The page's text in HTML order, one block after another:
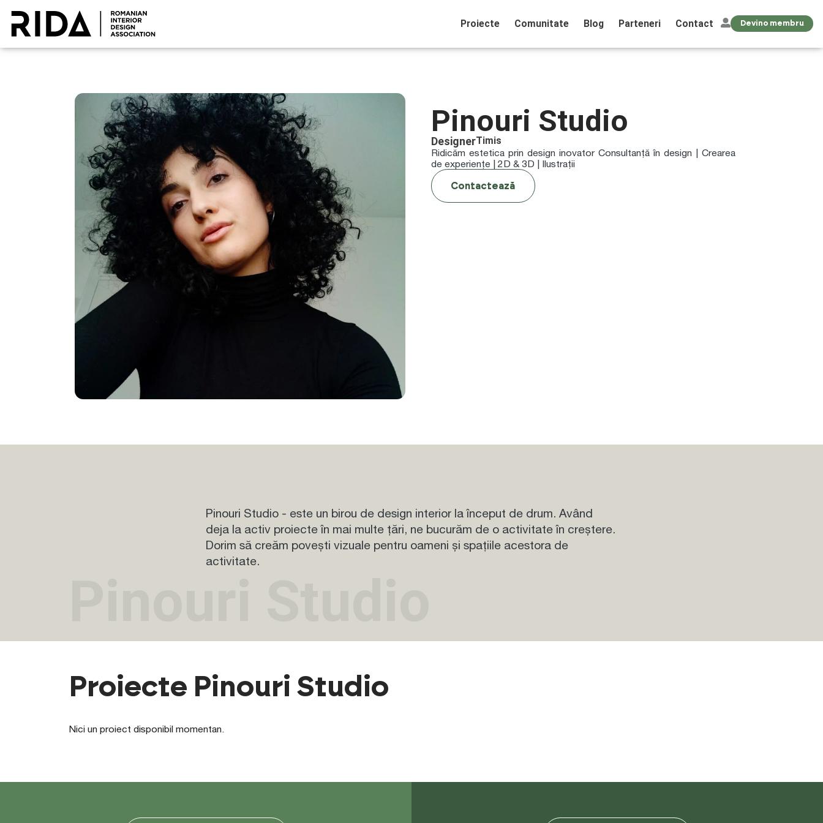
Proiecte Comunitate Blog Parteneri Contact Devino membru
Pinouri Studio
DesignerTimis
Ridicăm estetica prin design inovator Consultanță în design | Crearea
de experiențe | 2D & 3D | Ilustrații
Contactează
Pinouri Studio - este un birou de design interior la început de drum. Având
deja la activ proiecte în mai multe țări, ne bucurăm de o activitate în creștere.
Dorim să creăm povești vizuale pentru oameni și spațiile acestora de
activitate.
Proiecte Pinouri Studio
Nici un proiect disponibil momentan.